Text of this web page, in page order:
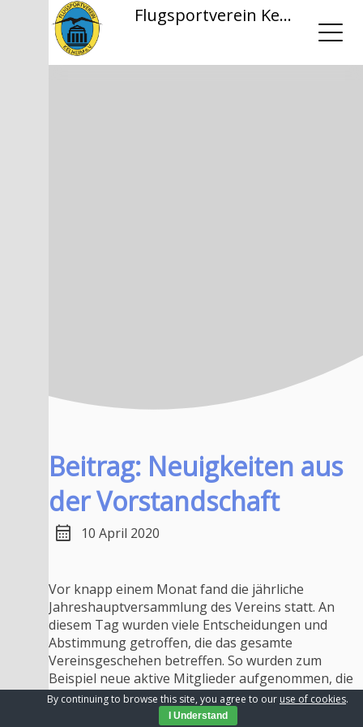
Flugsportverein Kelheim
Beitrag: Neuigkeiten aus
der Vorstandschaft
calendar_month 10 April 2020
Vor knapp einem Monat fand die jährliche
Jahreshauptversammlung des Vereins statt. An
diesem Tag wurden viele Entscheidungen und
Abstimmung getroffen, die das gesamte
Vereinsgeschehen betreffen. So wurden zum
Beispiel neue aktive Mitglieder aufgenommen, die
alte Gebührenordnung verabschiedet und auch
eine neue Vorstandschaft gewählt. Alle drei Jahre
By continuing to browse this site, you agree to our use of cookies.
I Understand